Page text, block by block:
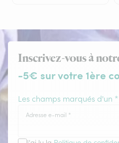
Inscrivez-vous à
-5€ sur votre 1ère
Les champs marqués d'un
Adresse e-mail *